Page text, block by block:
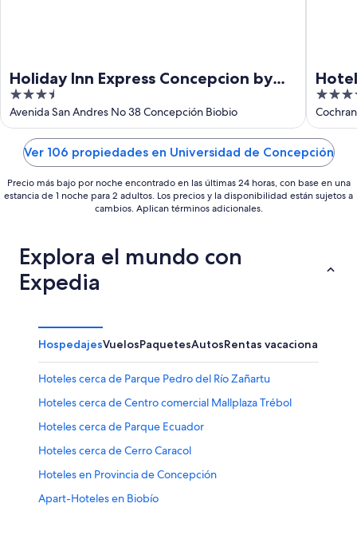
Holiday Inn Express Concepcion by
IHG
3.5
out
of
Avenida San Andres No 38 Concepción Biobio
3.5
out
of
5
Ver 106 propiedades en Universidad de Concepción
Precio más bajo por noche encontrado en las últimas 24 horas, con base en una
estancia de 1 noche para 2 adultos. Los precios y la disponibilidad están sujetos a
cambios. Aplican términos adicionales.
Explora el mundo con
Expedia
HospedajesVuelosPaquetesAutosRentas vacacionales
Hoteles cerca de Parque Pedro del Río Zañartu
Hoteles cerca de Centro comercial Mallplaza Trébol
Hoteles cerca de Parque Ecuador
Hoteles cerca de Cerro Caracol
Hoteles en Provincia de Concepción
Apart-Hoteles en Biobío